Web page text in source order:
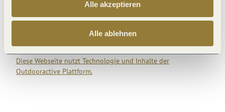
Alle akzeptieren
Alle ablehnen
Diese Webseite nutzt Technologie und Inhalte der
Outdooractive Plattform.